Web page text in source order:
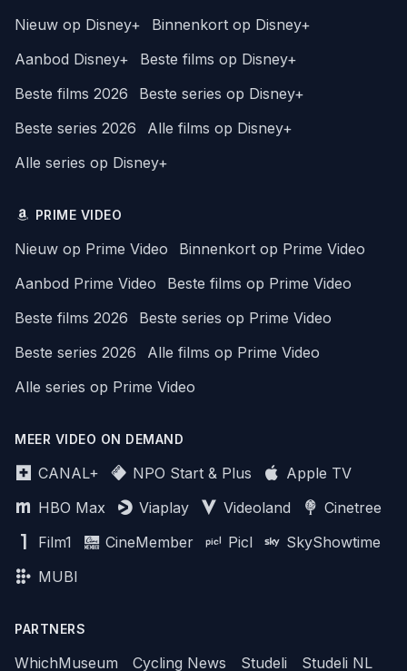
Nieuw op Disney+
Binnenkort op Disney+
Aanbod Disney+
Beste films op Disney+
Beste films 2026
Beste series op Disney+
Beste series 2026
Alle films op Disney+
Alle series op Disney+
PRIME VIDEO
Nieuw op Prime Video
Binnenkort op Prime Video
Aanbod Prime Video
Beste films op Prime Video
Beste films 2026
Beste series op Prime Video
Beste series 2026
Alle films op Prime Video
Alle series op Prime Video
MEER VIDEO ON DEMAND
CANAL+ NPO Start & Plus
Apple TV
HBO Max
Viaplay Videoland
Cinetree
Film1
CineMember Picl
SkyShowtime
MUBI
PARTNERS
WhichMuseum Cycling News Studeli Studeli NL